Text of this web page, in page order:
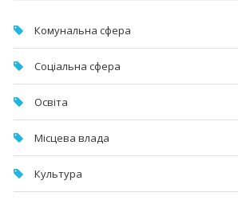
Комунальна cфера
Соціальна сфера
Освіта
Місцева влада
Культура